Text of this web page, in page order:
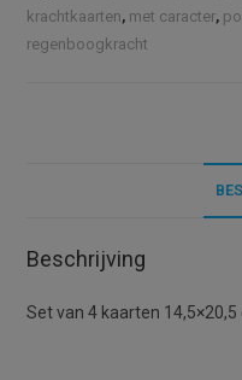
krachtkaarten, met caracter,
regenboogkracht
Beschrijving
Set van 4 kaarten